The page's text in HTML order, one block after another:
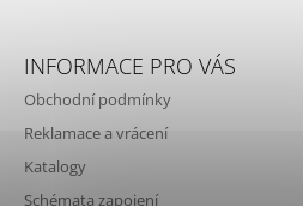
INFORMACE PRO VÁS
Obchodní podmínky
Reklamace a vrácení
Katalogy
Schémata zapojení